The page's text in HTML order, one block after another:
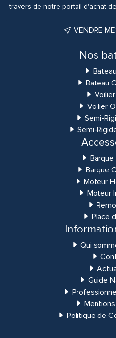
travers de notre portail d'achat
VENDRE
Nos
Bateau
Voilier
Semi-
Semi-
Barque
Barque
Moteur
Moteur
Place
Qui
Guide
Politique de